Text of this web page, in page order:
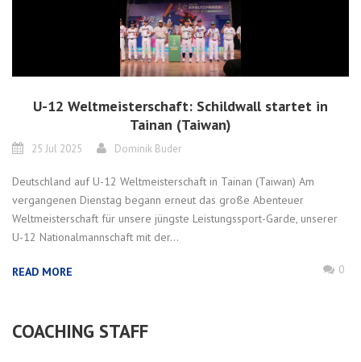
U-12 Weltmeisterschaft: Schildwall startet in
Tainan (Taiwan)
25 Jul 2025 Dominik Buder
Deutschland auf U-12 Weltmeisterschaft in Tainan (Taiwan) Am
vergangenen Dienstag begann erneut das große Abenteuer
Weltmeisterschaft für unsere jüngste Leistungssport-Garde, unserer
U-12 Nationalmannschaft mit der...
READ MORE 0
COACHING STAFF